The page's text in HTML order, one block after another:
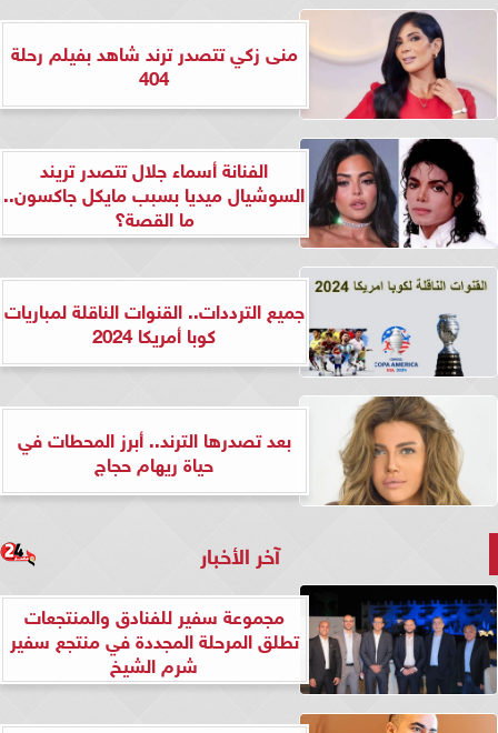
منى زكي تتصدر ترند شاهد بفيلم رحلة
404
الفنانة أسماء جلال تتصدر تريند
السوشيال ميديا بسبب مايكل جاكسون..
ما القصة؟
جميع الترددات.. القنوات الناقلة لمباريات
كوبا أمريكا 2024
بعد تصدرها الترند.. أبرز المحطات في
حياة ريهام حجاج
آخر الأخبار
مجموعة سفير للفنادق والمنتجعات
تطلق المرحلة المجددة في منتجع سفير
شرم الشيخ